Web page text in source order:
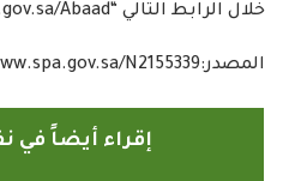
خلال الرابط التالي “www.SSA.gov.sa/Abaad”..
المصدر:https://www.spa.gov.sa/N2155339
إقراء أيضاً